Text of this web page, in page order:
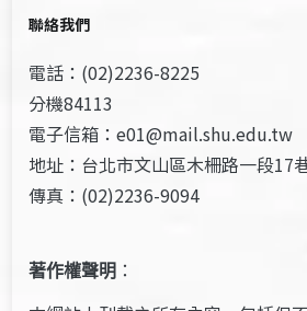
聯絡我們
電話：(02)2236-8225
分機84113
電子信箱：e01@mail.shu.edu.tw
地址：台北市文山區木柵路一段17
傳真：(02)2236-9094
著作權聲明 ：